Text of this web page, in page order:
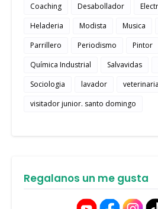
Coaching
Desabollador
Heladeria
Modista Musica
Parrillero
Periodismo Pintor
Química Industrial
Salvavidas
Sociologia
lavador
veterinaria
visitador junior. santo domingo
Regalanos un me gusta